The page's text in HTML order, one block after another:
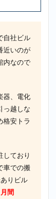
自社ビル
近いのが
内なので
器、電化
っ越しな
格安トラ
しており
車での搬
りビル
間